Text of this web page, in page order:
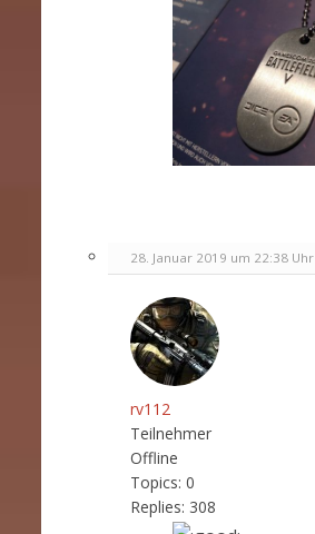
28. Januar 2019 um 22:38 Uhr
rv112
Teilnehmer
Offline
Topics: 0
Replies: 308